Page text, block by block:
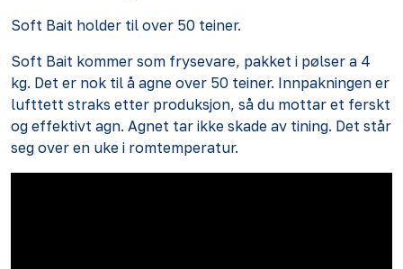
Soft Bait holder til over 50 teiner.
Soft Bait kommer som frysevare, pakket i pølser a 4
kg. Det er nok til å agne over 50 teiner. Innpakningen er
lufttett straks etter produksjon, så du mottar et ferskt
og effektivt agn. Agnet tar ikke skade av tining. Det står
seg over en uke i romtemperatur.